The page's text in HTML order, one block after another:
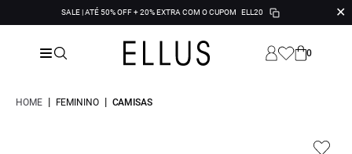
SALE | ATÉ 50% OFF + 20% EXTRA COM O CUPOM ELL20 ✕
0
HOME | FEMININO | CAMISAS